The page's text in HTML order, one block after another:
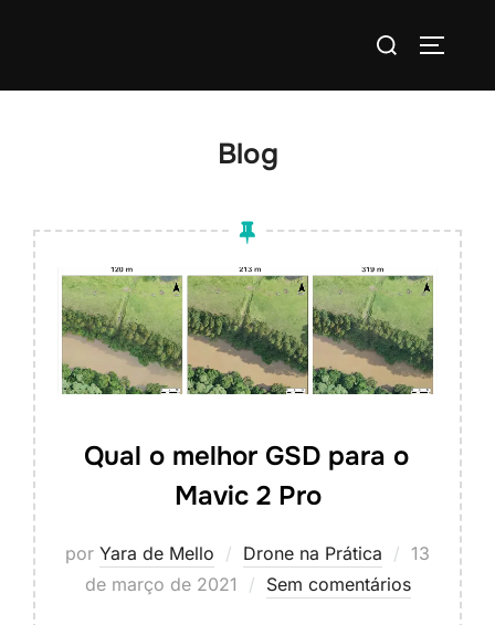
Blog
Qual o melhor GSD para o
Mavic 2 Pro
por Yara de Mello Drone na Prática
13
de março de 2021
Sem comentários